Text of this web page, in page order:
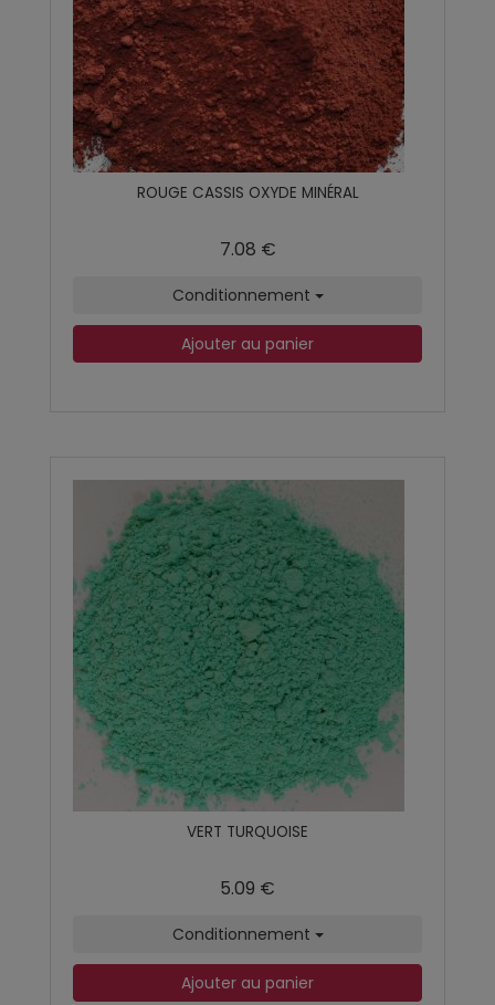
ROUGE CASSIS OXYDE MINÉRAL
7.08 €
Conditionnement
Ajouter au panier
VERT TURQUOISE
5.09 €
Conditionnement
Ajouter au panier